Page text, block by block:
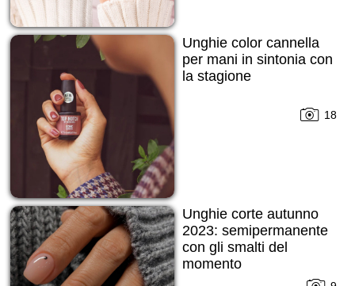
Unghie color cannella
per mani in sintonia con
la stagione
18
Unghie corte autunno
2023: semipermanente
con gli smalti del
momento